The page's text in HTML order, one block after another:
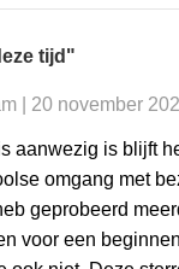
tijd"
| 20 november
aanwezig is blijft
omgang met
geprobeerd
voor een